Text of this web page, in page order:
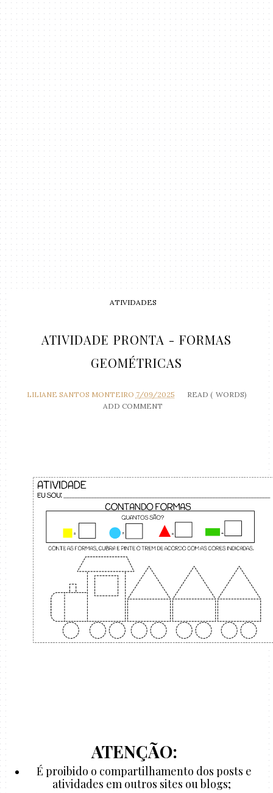
ATIVIDADES
ATIVIDADE PRONTA - FORMAS
GEOMÉTRICAS
LILIANE SANTOS MONTEIRO 7/09/2025 READ ( WORDS)
ADD COMMENT
ATENÇÃO:
É proibido o compartilhamento dos posts e
atividades em outros sites ou blogs;